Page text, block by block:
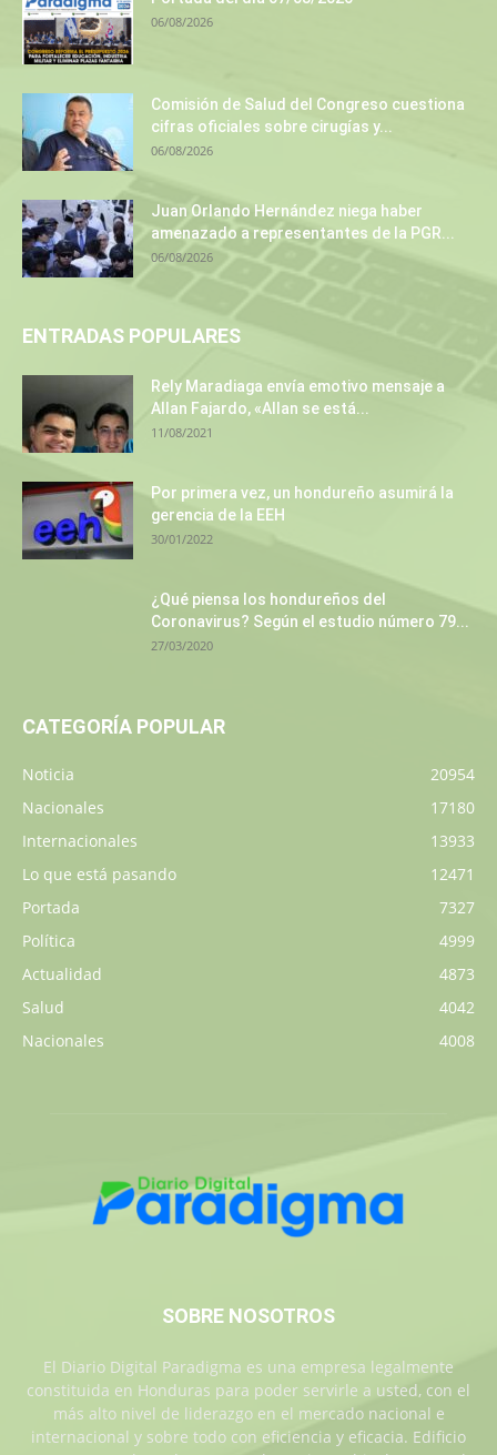
06/08/2026
Comisión de Salud del Congreso cuestiona
cifras oficiales sobre cirugías y...
06/08/2026
Juan Orlando Hernández niega haber
amenazado a representantes de la PGR...
06/08/2026
ENTRADAS POPULARES
Rely Maradiaga envía emotivo mensaje a
Allan Fajardo, «Allan se está...
11/08/2021
Por primera vez, un hondureño asumirá la
gerencia de la EEH
30/01/2022
¿Qué piensa los hondureños del
Coronavirus? Según el estudio número 79...
27/03/2020
CATEGORÍA POPULAR
Noticia
20954
Nacionales
17180
Internacionales
13933
Lo que está pasando
12471
Portada
7327
Política
4999
Actualidad
4873
Salud
4042
Nacionales
4008
SOBRE NOSOTROS
El Diario Digital Paradigma es una empresa legalmente
constituida en Honduras para poder servirle a usted, con el
más alto nivel de liderazgo en el mercado nacional e
internacional y sobre todo con eficiencia y eficacia. Edificio